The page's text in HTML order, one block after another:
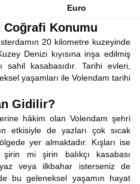
Euro
Coğrafi Konumu
20 kilometre kuzeyinde
Denizi kıyısına inşa edilmiş
sahil kasabasıdır. Tarihi evleri,
yaşamları ile Volendam tarihi
Gidilir?
hâkim olan Volendam şehri
etkisiyle de yazları çok sıcak
yer almaktadır. Kışları ise
mi şirin balıkçı kasabası
veya ilkbahar isterseniz de
bu geleneksel yaşamın hayat